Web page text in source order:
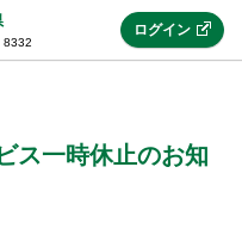
8332
ク)
ログイン
ス一時休止のお知